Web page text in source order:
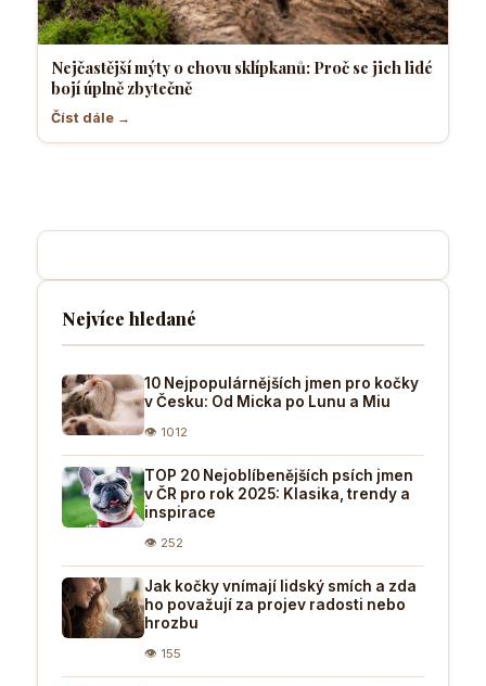
Nejčastější mýty o chovu sklípkanů: Proč se jich lidé
bojí úplně zbytečně
Číst dále →
Nejvíce hledané
10 Nejpopulárnějších jmen pro kočky
v Česku: Od Micka po Lunu a Miu
👁 1012
TOP 20 Nejoblíbenějších psích jmen
v ČR pro rok 2025: Klasika, trendy a
inspirace
👁 252
Jak kočky vnímají lidský smích a zda
ho považují za projev radosti nebo
hrozbu
👁 155